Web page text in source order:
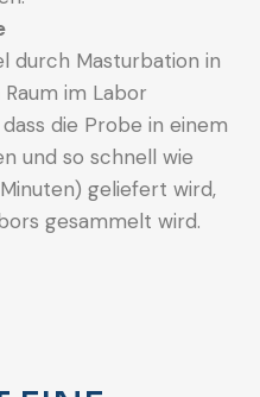
durch Masturbation in
im Labor
die Probe in einem
und so schnell wie
geliefert wird,
gesammelt wird.